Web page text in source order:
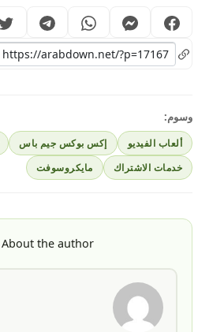
وسوم:
ألعاب الفيديو إكس بوكس جيم باس
خدمات الاشتراك
مايكروسوفت
About the author